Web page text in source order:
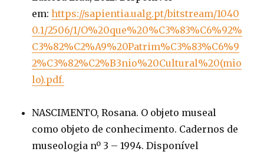
em:https://sapientia.ualg.pt/bitstream/1040
0.1/2506/1/O%20que%20%C3%83%C6%92%
C3%82%C2%A9%20Patrim%C3%83%C6%9
2%C3%82%C2%B3nio%20Cultural%20(mio
lo).pdf.
NASCIMENTO, Rosana. O objeto museal
como objeto de conhecimento. Cadernos de
museologia nº 3 – 1994. Disponível